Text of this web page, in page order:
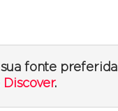
sua fonte
Discover.